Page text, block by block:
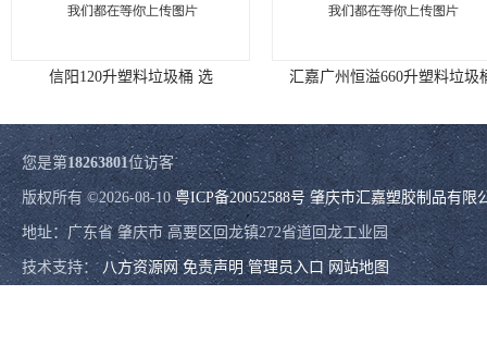
信阳120升塑料垃圾桶 选 汇嘉广州恒溢660升塑料垃圾
您是第18263801位访客
版权所有 ©2026-08-10 粤ICP备20052588号 肇庆市汇嘉塑胶制品有限
地址：广东省 肇庆市 高要区回龙镇272省道回龙工业园
技术支持：八方资源网 免责声明 管理员入口 网站地图